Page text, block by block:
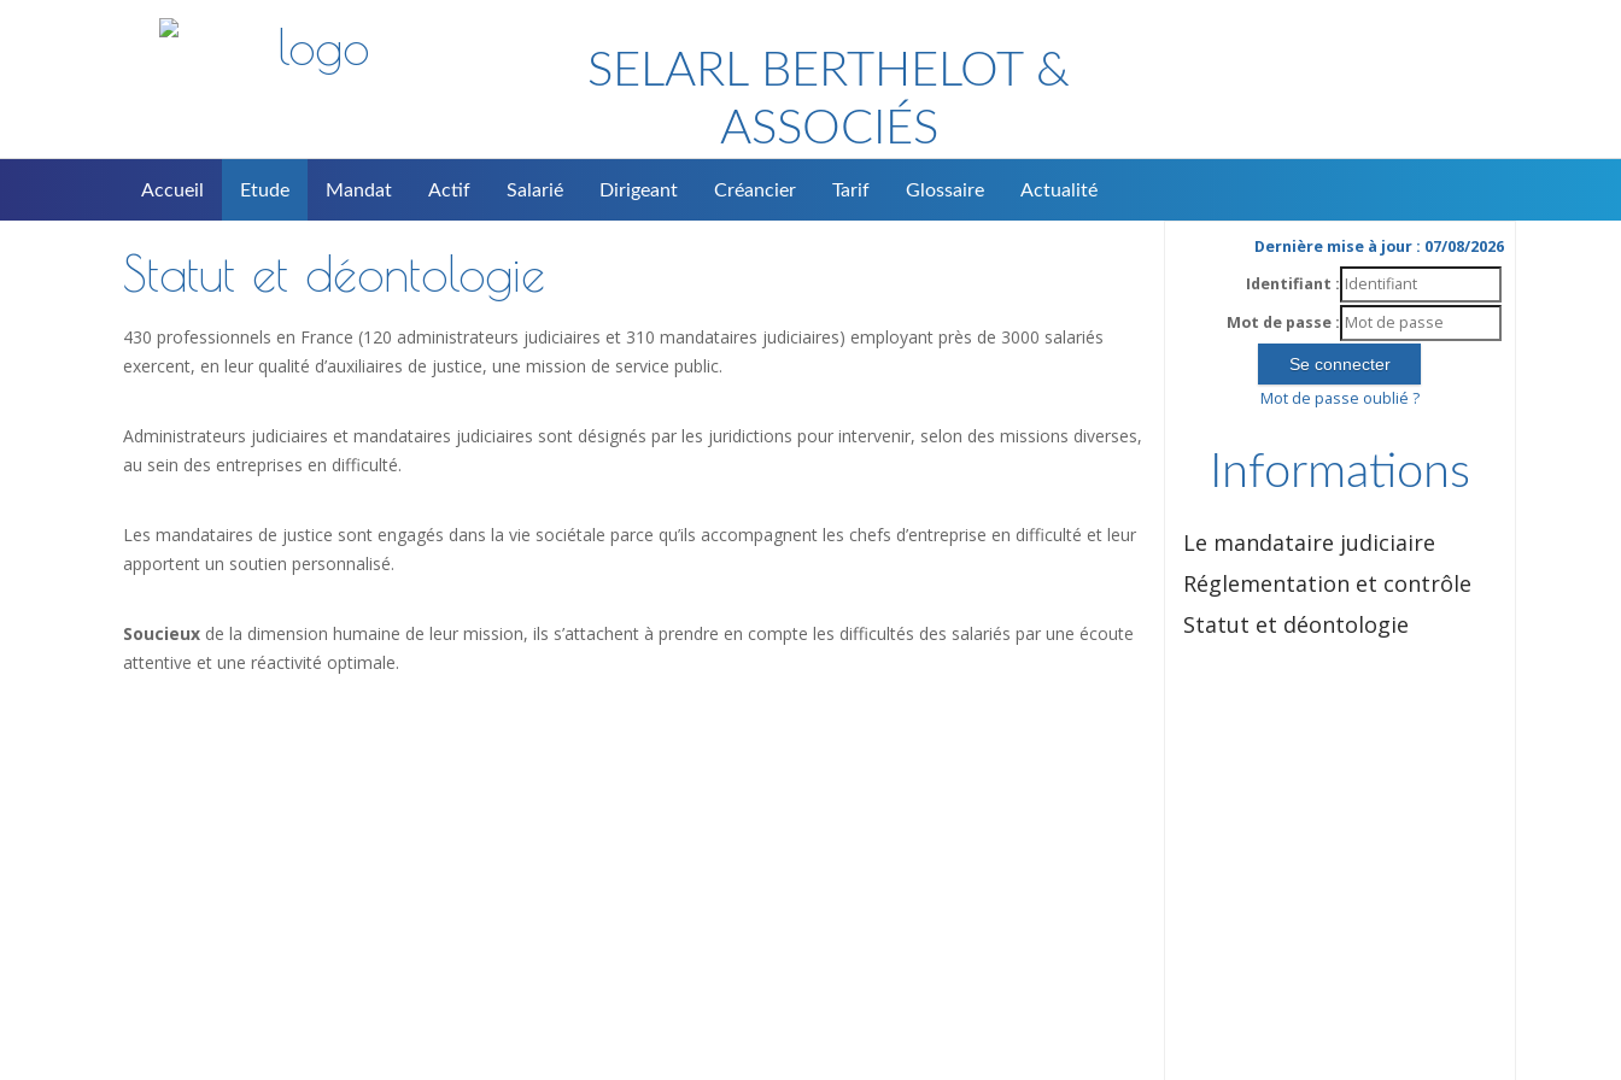
SELARL BERTHELOT &
ASSOCIÉS
Accueil Etude Mandat Actif Salarié Dirigeant Créancier Tarif Glossaire Actualité
Statut et déontologie
430 professionnels en France (120 administrateurs judiciaires et 310 mandataires judiciaires) employant près de 3000 salariés
exercent, en leur qualité d’auxiliaires de justice, une mission de service public.
Administrateurs judiciaires et mandataires judiciaires sont désignés par les juridictions pour intervenir, selon des missions diverses,
au sein des entreprises en difficulté.
Les mandataires de justice sont engagés dans la vie sociétale parce qu’ils accompagnent les chefs d’entreprise en difficulté et leur
apportent un soutien personnalisé.
Soucieux de la dimension humaine de leur mission, ils s’attachent à prendre en compte les difficultés des salariés par une écoute
attentive et une réactivité optimale.
Dernière mise à jour : 07/08/2026
Identifiant :
Mot de passe :
Mot de passe oublié ?
Informations
Le mandataire judiciaire
Réglementation et contrôle
Statut et déontologie